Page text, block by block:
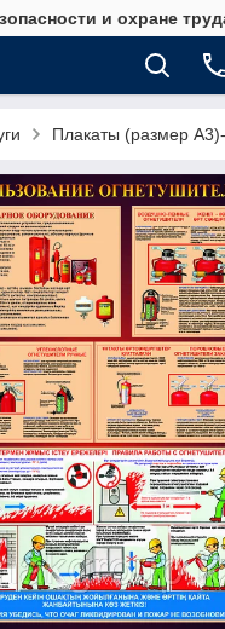
и охране
Плакаты (размер